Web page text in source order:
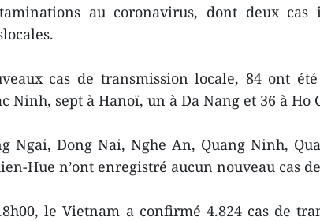
au coronavirus, dont deux cas
cas de transmission locale, 84 ont
Ninh, sept à Hanoï, un à Da Nang et 36 à
Ngai, Dong Nai, Nghe An, Quang Ninh,
Hue n’ont enregistré aucun nouveau cas
le Vietnam a confirmé 4.824 cas de